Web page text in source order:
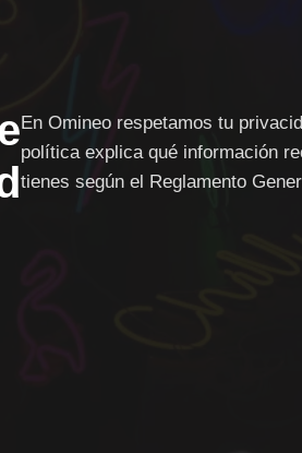
En Omineo respetamos tu
política explica qué información
tienes según el Reglamento